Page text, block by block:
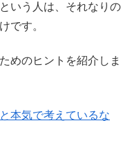
いう人は、それなりの
です。
めのヒントを紹介しま
本気で考えているな